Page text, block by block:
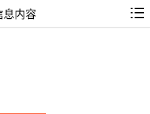
息内容